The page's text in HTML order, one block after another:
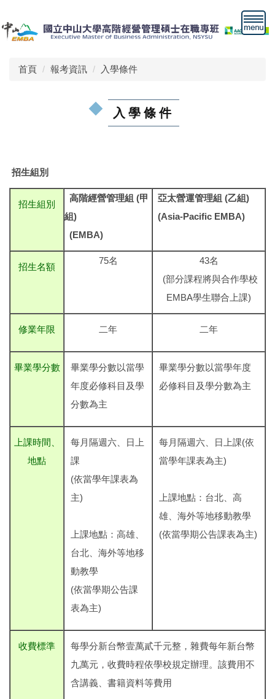
到
主
首頁 報考資訊 入學條件
入學條件
招生組別
招生組別
高階經營管理組 (甲
組)
(EMBA)
亞太營運管理組 (乙組)
(Asia-Pacific EMBA)
招生名額
75名
43名
(部分課程將與合作學校
EMBA學生聯合上課)
修業年限 二年 二年
畢業學分數
畢業學分數以當學
年度必修科目及學
分數為主
畢業學分數以當學年度
必修科目及學分數為主
上課時間、
地點
每月隔週六、日上
課
(依當學年課表為
主)
上課地點：高雄、
台北、海外等地移
動教學
(依當學期公告課
表為主)
每月隔週六、日上課(依
當學年課表為主)
上課地點：台北、高
雄、海外等地移動教學
(依當學期公告課表為主)
收費標準
每學分新台幣壹萬貳千元整，雜費每年新台幣
九萬元，收費時程依學校規定辦理。該費用不
含講義、書籍資料等費用